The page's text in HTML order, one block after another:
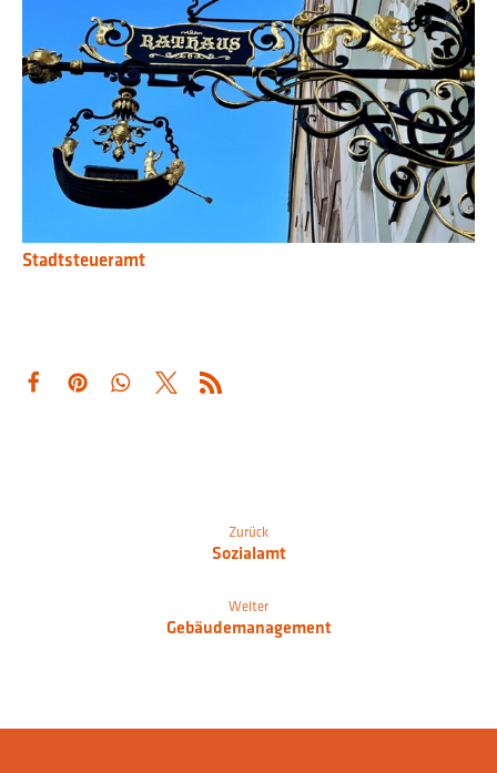
Stadtsteueramt
Zurück
Sozialamt
Weiter
Gebäudemanagement